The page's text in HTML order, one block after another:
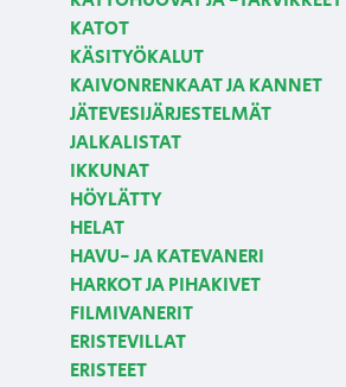
KATOT
KÄSITYÖKALUT
KAIVONRENKAAT JA KANNET
JÄTEVESIJÄRJESTELMÄT
JALKALISTAT
IKKUNAT
HÖYLÄTTY
HELAT
HAVU- JA KATEVANERI
HARKOT JA PIHAKIVET
FILMIVANERIT
ERISTEVILLAT
ERISTEET